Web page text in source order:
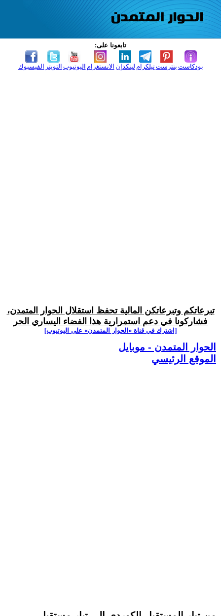
تابعونا على:
الفيسبوك التويتر اليوتيوب الانستغرام لينكدإن تيلكرامبنترست بودكاست
تبرعاتكم وتبرعاتكن المالية تحفظ استقلال الحوار المتمدن،
فشاركونا في دعم استمرارية هذا الفضاء اليساري الحر
[اشترك في قناة ‫«الحوار المتمدن» على اليوتيوب]
الحوار المتمدن - موبايل
الموقع الرئيسي